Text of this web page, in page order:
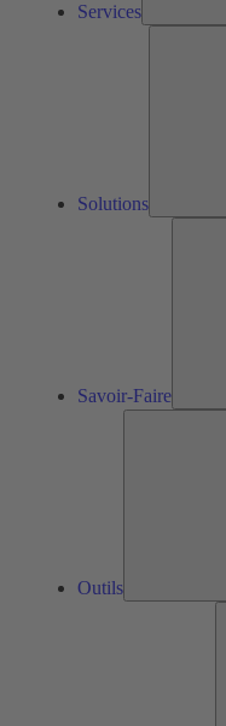
Services
Solutions
Savoir-Faire
Outils